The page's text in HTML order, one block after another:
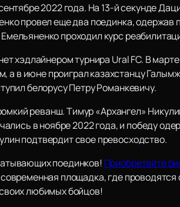
2022 года. На 13-й секунде
провел еще два поединка, одержав
проходил курс
хэдлайнером турнира Ural FC. В
в июне проиграл казахстанцу
белорусу Петру Романкевичу.
реванш. Тимур «Архангел»
в ноябре 2022 года, и победу
подтвердит свое превосходство.
поединков! Приобретайте
площадка, где
любимых бойцов!